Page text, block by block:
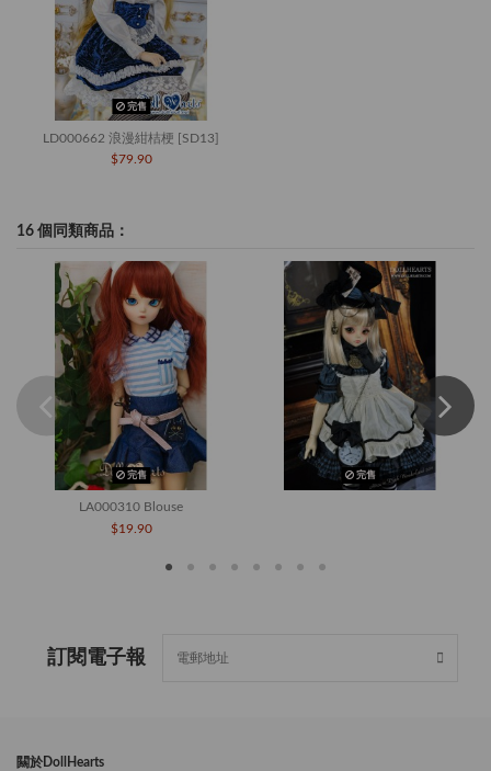
完售
LD000662 浪漫紺桔梗 [SD13]
$79.90
16 個同類商品：
完售
LA000310 Blouse
$19.90
完售
訂閱電子報
闗於DollHearts